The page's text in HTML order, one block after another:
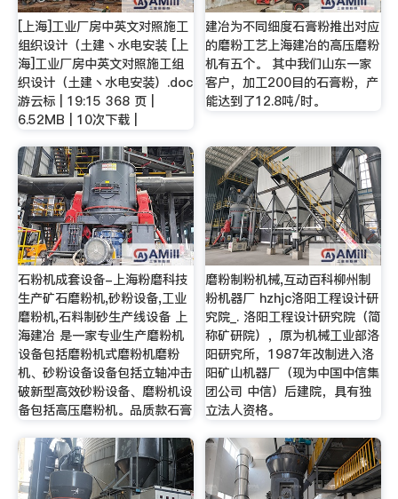
[上海]工业厂房中英文对照施工
组织设计（土建丶水电安装 [上
海]工业厂房中英文对照施工组
织设计（土建丶水电安装）.doc
游云标 | 19:15 368 页 |
6.52MB | 10次下载 |
建冶为不同细度石膏粉推出对应
的磨粉工艺上海建冶的高压磨粉
机有五个。 其中我们山东一家
客户，加工200目的石膏粉，产
能达到了12.8吨/时。
石粉机成套设备-上海粉磨科技
生产矿石磨粉机,砂粉设备,工业
磨粉机,石料制砂生产线设备 上
海建冶 是一家专业生产磨粉机
设备包括磨粉机式磨粉机磨粉
机、砂粉设备设备包括立轴冲击
破新型高效砂粉设备、磨粉机设
备包括高压磨粉机。品质款石膏
磨粉制粉机械,互动百科柳州制
粉机器厂 hzhjc洛阳工程设计研
究院_. 洛阳工程设计研究院（简
称矿研院），原为机械工业部洛
阳研究所，1987年改制进入洛
阳矿山机器厂（现为中国中信集
团公司 中信）后建院，具有独
立法人资格。